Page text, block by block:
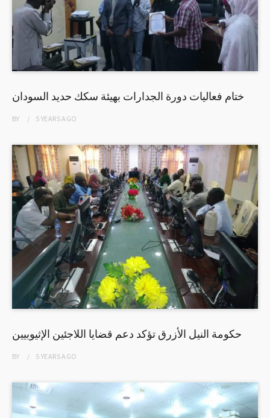
ختام فعاليات دورة الجدارات بهيئة سكك حديد السودان
BY 5 YEARSAGO
حكومة النيل الأزرق تؤكد دعم قضايا اللاجئين الإثيوبيين
BY 5 YEARSAGO